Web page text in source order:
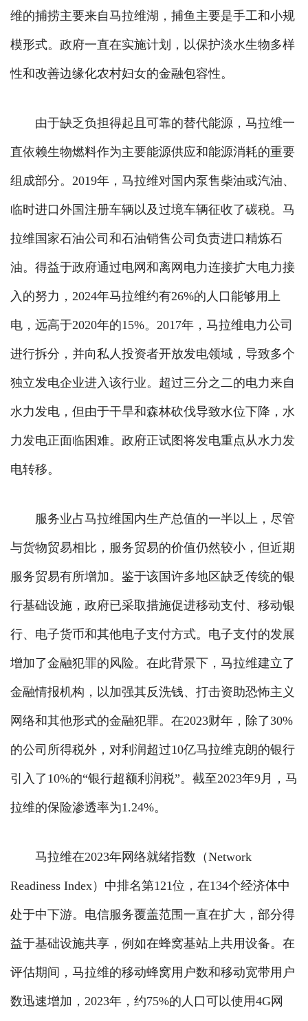
维的捕捞主要来自马拉维湖，捕鱼主要是手工和小规
模形式。政府一直在实施计划，以保护淡水生物多样
性和改善边缘化农村妇女的金融包容性。
由于缺乏负担得起且可靠的替代能源，马拉维一
直依赖生物燃料作为主要能源供应和能源消耗的重要
组成部分。2019年，马拉维对国内泵售柴油或汽油、
临时进口外国注册车辆以及过境车辆征收了碳税。马
拉维国家石油公司和石油销售公司负责进口精炼石
油。得益于政府通过电网和离网电力连接扩大电力接
入的努力，2024年马拉维约有26%的人口能够用上
电，远高于2020年的15%。2017年，马拉维电力公司
进行拆分，并向私人投资者开放发电领域，导致多个
独立发电企业进入该行业。超过三分之二的电力来自
水力发电，但由于干旱和森林砍伐导致水位下降，水
力发电正面临困难。政府正试图将发电重点从水力发
电转移。
服务业占马拉维国内生产总值的一半以上，尽管
与货物贸易相比，服务贸易的价值仍然较小，但近期
服务贸易有所增加。鉴于该国许多地区缺乏传统的银
行基础设施，政府已采取措施促进移动支付、移动银
行、电子货币和其他电子支付方式。电子支付的发展
增加了金融犯罪的风险。在此背景下，马拉维建立了
金融情报机构，以加强其反洗钱、打击资助恐怖主义
网络和其他形式的金融犯罪。在2023财年，除了30%
的公司所得税外，对利润超过10亿马拉维克朗的银行
引入了10%的“银行超额利润税”。截至2023年9月，马
拉维的保险渗透率为1.24%。
马拉维在2023年网络就绪指数（Network
Readiness Index）中排名第121位，在134个经济体中
处于中下游。电信服务覆盖范围一直在扩大，部分得
益于基础设施共享，例如在蜂窝基站上共用设备。在
评估期间，马拉维的移动蜂窝用户数和移动宽带用户
数迅速增加，2023年，约75%的人口可以使用4G网